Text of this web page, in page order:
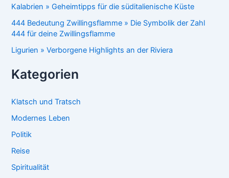
Kalabrien » Geheimtipps für die süditalienische Küste
444 Bedeutung Zwillingsflamme » Die Symbolik der Zahl
444 für deine Zwillingsflamme
Ligurien » Verborgene Highlights an der Riviera
Kategorien
Klatsch und Tratsch
Modernes Leben
Politik
Reise
Spiritualität